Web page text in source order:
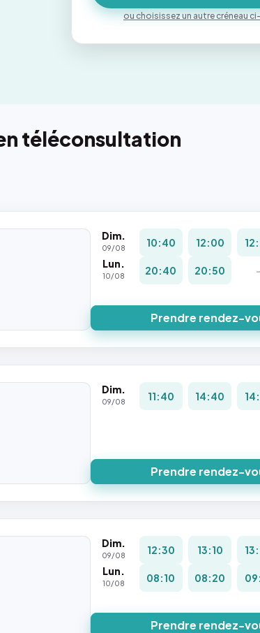
ou choisissez un autre créneau
téléconsultation
Dim.
09/08 10:40 12:00
Lun.
10/08 20:40 20:50 -
Prendre rendez-
Dim.
09/08 11:40 14:40
Prendre rendez-
Dim.
09/08 12:30 13:10
Lun.
10/08 08:10 08:20
Prendre rendez-